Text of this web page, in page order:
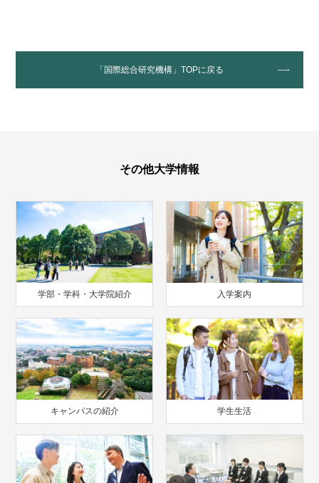
「国際総合研究機構」TOPに戻る
その他大学情報
学部・学科・大学院紹介 入学案内
キャンパスの紹介 学生生活